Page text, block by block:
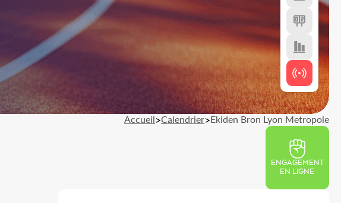
Accueil>Calendrier>Ekiden Bron Lyon Metropole
ENGAGEMENT
EN LIGNE